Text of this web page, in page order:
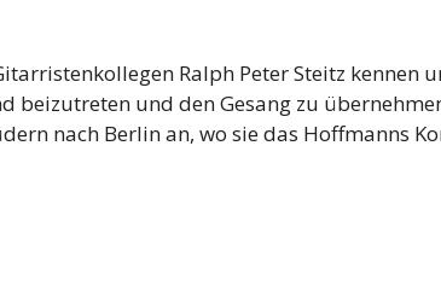
Ralph Peter Steitz kennen
beizutreten und den Gesang zu
nach Berlin an, wo sie das Hoffmanns